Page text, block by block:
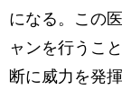
になる。この
ャンを行うこ
断に威力を発揮